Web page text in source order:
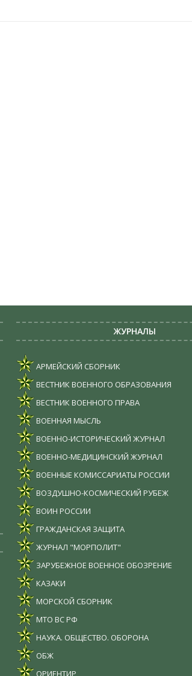
ЖУРНАЛЫ
АРМЕЙСКИЙ СБОРНИК
ВЕСТНИК ВОЕННОГО ОБРАЗОВАНИЯ
ВЕСТНИК ВОЕННОГО ПРАВА
ВОЕННАЯ МЫСЛЬ
ВОЕННО-ИСТОРИЧЕСКИЙ ЖУРНАЛ
ВОЕННО-МЕДИЦИНСКИЙ ЖУРНАЛ
ВОЕННЫЕ КОМИССАРИАТЫ РОССИИ
ВОЗДУШНО-КОСМИЧЕСКИЙ РУБЕЖ
ВОИН РОССИИ
ГРАЖДАНСКАЯ ЗАЩИТА
ЖУРНАЛ "МОРПОЛИТ"
ЗАРУБЕЖНОЕ ВОЕННОЕ ОБОЗРЕНИЕ
КАЗАКИ
МОРСКОЙ СБОРНИК
МТО ВС РФ
НАУКА. ОБЩЕСТВО. ОБОРОНА
ОБЖ
ОРИЕНТИР